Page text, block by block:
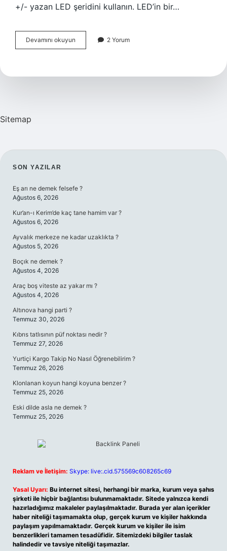
+/- yazan LED şeridini kullanın. LED’in bir…
Devamını okuyun Çakmaklık
Girişi
Yarar
2 Yorum
Sitemap
SIDEBAR
SON YAZILAR
Eş arı ne demek felsefe ?
Ağustos 6, 2026
Kur’an-ı Kerim’de kaç tane hamim var ?
Ağustos 6, 2026
Ayvalık merkeze ne kadar uzaklıkta ?
Ağustos 5, 2026
Boçık ne demek ?
Ağustos 4, 2026
Araç boş viteste az yakar mı ?
Ağustos 4, 2026
Altınova hangi parti ?
Temmuz 30, 2026
Kıbrıs tatlısının püf noktası nedir ?
Temmuz 27, 2026
Yurtiçi Kargo Takip No Nasıl Öğrenebilirim ?
Temmuz 26, 2026
Klonlanan koyun hangi koyuna benzer ?
Temmuz 25, 2026
Eski dilde asla ne demek ?
Temmuz 25, 2026
Reklam ve İletişim: Skype: live:.cid.575569c608265c69
Yasal Uyarı: Bu internet sitesi, herhangi bir marka, kurum veya şahıs
şirketi ile hiçbir bağlantısı bulunmamaktadır. Sitede yalnızca kendi
hazırladığımız makaleler paylaşılmaktadır. Burada yer alan içerikler
haber niteliği taşımamakta olup, gerçek kurum ve kişiler hakkında
paylaşım yapılmamaktadır. Gerçek kurum ve kişiler ile isim
benzerlikleri tamamen tesadüfidir. Sitemizdeki bilgiler taslak
halindedir ve tavsiye niteliği taşımazlar.